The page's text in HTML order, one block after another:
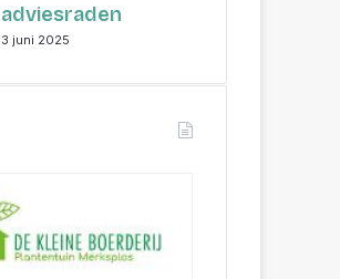
adviesraden
3 juni 2025